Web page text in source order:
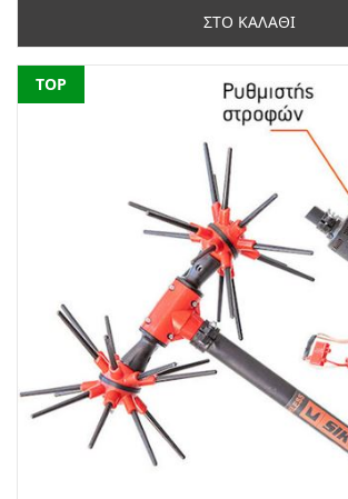
ΣΤΟ ΚΑΛΑΘΙ
NEW
TOP